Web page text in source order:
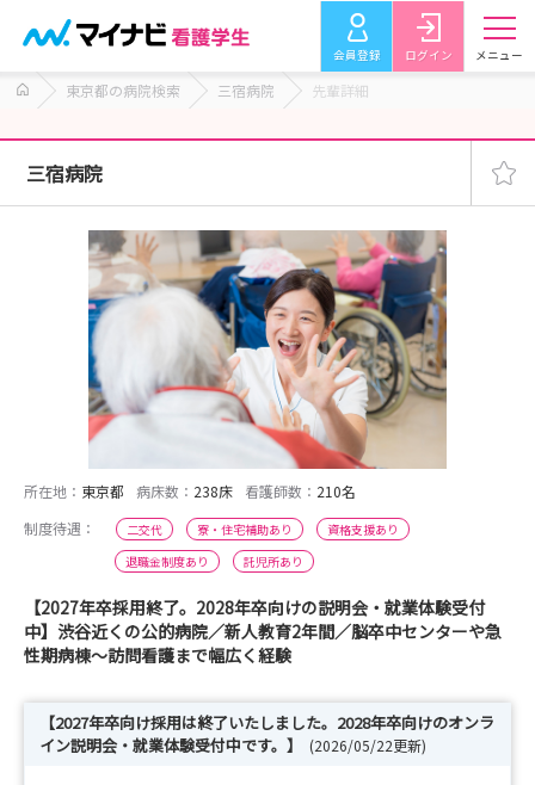
会員登録 ログイン メニュー
東京都の病院検索 三宿病院 先輩詳細
三宿病院
所在地： 東京都 病床数： 238床 看護師数： 210名
制度待遇：
二交代 寮・住宅補助あり
資格支援あり
退職金制度あり
託児所あり
【2027年卒採用終了。2028年卒向けの説明会・就業体験受付
中】渋谷近くの公的病院／新人教育2年間／脳卒中センターや急
性期病棟～訪問看護まで幅広く経験
【2027年卒向け採用は終了いたしました。2028年卒向けのオンラ
イン説明会・就業体験受付中です。】
(2026/05/22更新)